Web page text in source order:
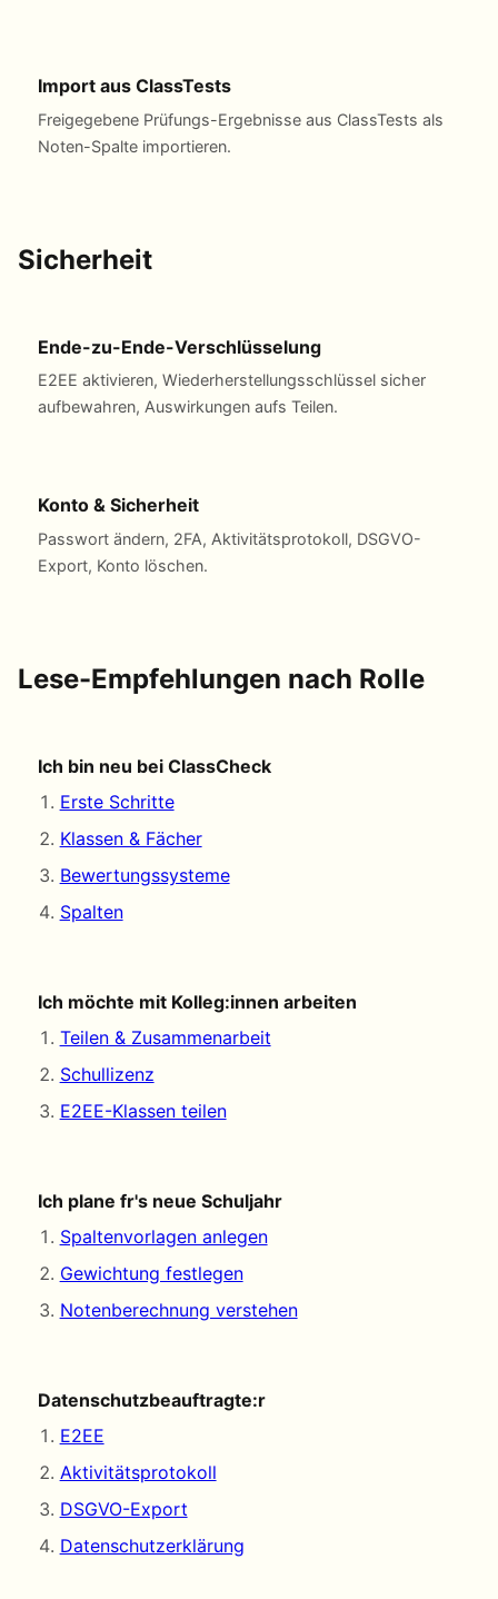
Import aus ClassTests
Freigegebene Prüfungs-Ergebnisse aus ClassTests als
Noten-Spalte importieren.
Sicherheit
Ende-zu-Ende-Verschlüsselung
E2EE aktivieren, Wiederherstellungsschlüssel sicher
aufbewahren, Auswirkungen aufs Teilen.
Konto & Sicherheit
Passwort ändern, 2FA, Aktivitätsprotokoll, DSGVO-
Export, Konto löschen.
Lese-Empfehlungen nach Rolle
Ich bin neu bei ClassCheck
Erste Schritte
Klassen & Fächer
Bewertungssysteme
Spalten
Ich möchte mit Kolleg:innen arbeiten
Teilen & Zusammenarbeit
Schullizenz
E2EE-Klassen teilen
Ich plane fr's neue Schuljahr
Spaltenvorlagen anlegen
Gewichtung festlegen
Notenberechnung verstehen
Datenschutzbeauftragte:r
E2EE
Aktivitätsprotokoll
DSGVO-Export
Datenschutzerklärung